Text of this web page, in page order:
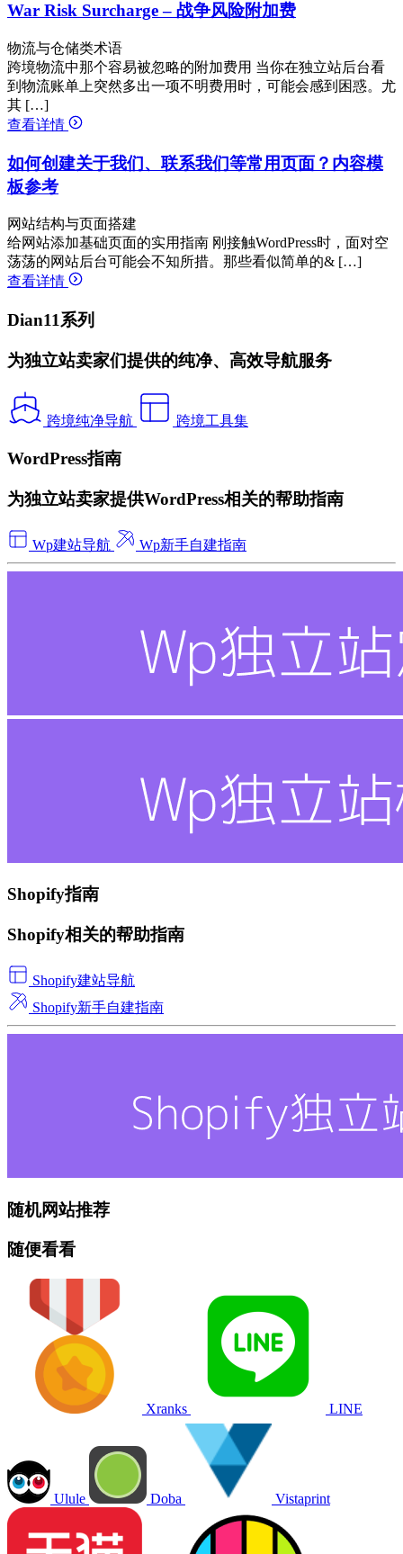
War Risk Surcharge – 战争风险附加费
物流与仓储类术语
跨境物流中那个容易被忽略的附加费用 当你在独立站后台看
到物流账单上突然多出一项不明费用时，可能会感到困惑。尤
其 […]
查看详情
如何创建关于我们、联系我们等常用页面？内容模
板参考
网站结构与页面搭建
给网站添加基础页面的实用指南 刚接触WordPress时，面对空
荡荡的网站后台可能会不知所措。那些看似简单的& […]
查看详情
Dian11系列
为独立站卖家们提供的纯净、高效导航服务
跨境纯净导航 跨境工具集
WordPress指南
为独立站卖家提供WordPress相关的帮助指南
Wp建站导航 Wp新手自建指南
Shopify指南
Shopify相关的帮助指南
Shopify建站导航
Shopify新手自建指南
随机网站推荐
随便看看
Xranks LINE
Ulule Doba Vistaprint